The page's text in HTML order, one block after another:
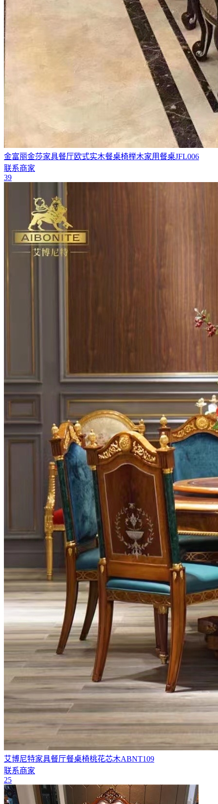
金富丽金莎家具餐厅欧式实木餐桌椅榉木家用餐桌JFL006
联系商家
39
艾博尼特家具餐厅餐桌椅桃花芯木ABNT109
联系商家
25